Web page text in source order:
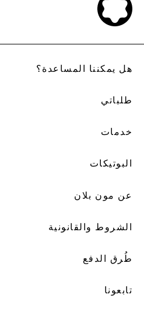
طُرق الدفع
تابعونا
هل يمكننا المساعدة؟
طلباتي
خدمات
البوتيكات
عن مون بلان
الشروط والقانونية